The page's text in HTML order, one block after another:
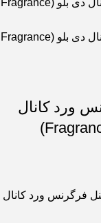
ورد کانال
فرگرنس ورد کانال